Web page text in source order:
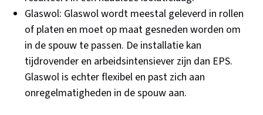
Glaswol: Glaswol wordt meestal geleverd in rollen
of platen en moet op maat gesneden worden om
in de spouw te passen. De installatie kan
tijdrovender en arbeidsintensiever zijn dan EPS.
Glaswol is echter flexibel en past zich aan
onregelmatigheden in de spouw aan.